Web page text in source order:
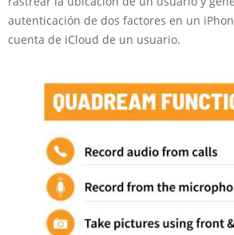
autenticación de dos factores en un
cuenta de iCloud de un usuario.